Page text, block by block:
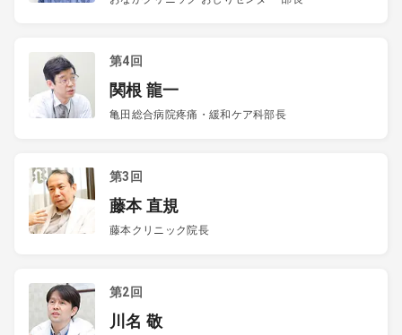
第4回
関根 龍一
亀田総合病院疼痛・緩和ケア科部長
第3回
藤本 直規
藤本クリニック院長
第2回
川名 敬